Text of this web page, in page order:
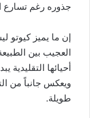
جذوره رغم تسارع
إن ما يميز كيوتو
العجيب بين
أحيائها
ويعكس جانباً من
طويلة.